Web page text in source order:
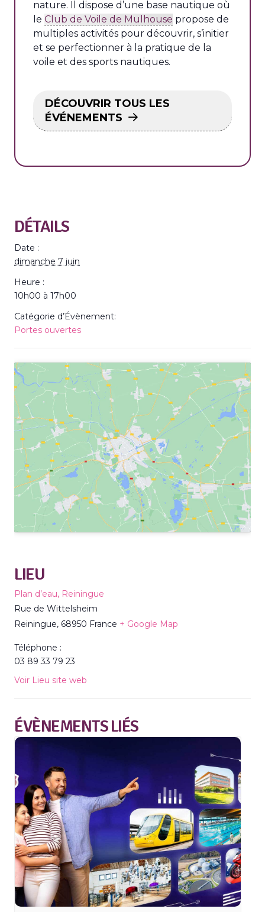
nature. Il dispose d’une base nautique où
le Club de Voile de Mulhouse propose de
multiples activités pour découvrir, s’initier
et se perfectionner à la pratique de la
voile et des sports nautiques.
DÉCOUVRIR TOUS LES
ÉVÉNEMENTS
DÉTAILS
Date :
dimanche 7 juin
Heure :
10h00 à 17h00
Catégorie d’Évènement:
Portes ouvertes
LIEU
Plan d’eau, Reiningue
Rue de Wittelsheim
Reiningue, 68950 France + Google Map
Téléphone :
03 89 33 79 23
Voir Lieu site web
ÉVÈNEMENTS LIÉS